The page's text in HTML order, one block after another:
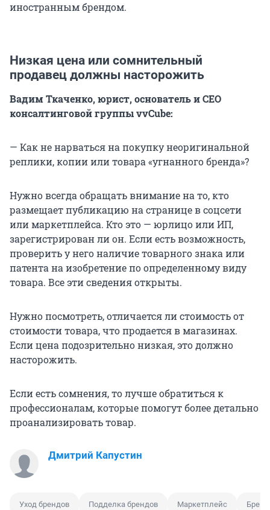
иностранным брендом.
Низкая цена или сомнительный
продавец должны насторожить
Вадим Ткаченко, юрист, основатель и СЕО
консалтинговой группы vvCube:
— Как не нарваться на покупку неоригинальной
реплики, копии или товара «угнанного бренда»?
Нужно всегда обращать внимание на то, кто
размещает публикацию на странице в соцсети
или маркетплейса. Кто это — юрлицо или ИП,
зарегистрирован ли он. Если есть возможность,
проверить у него наличие товарного знака или
патента на изобретение по определенному виду
товара. Все эти сведения открыты.
Нужно посмотреть, отличается ли стоимость от
стоимости товара, что продается в магазинах.
Если цена подозрительно низкая, это должно
насторожить.
Если есть сомнения, то лучше обратиться к
профессионалам, которые помогут более детально
проанализировать товар.
Дмитрий Капустин
Уход брендов Подделка брендов Маркетплейс Бренд